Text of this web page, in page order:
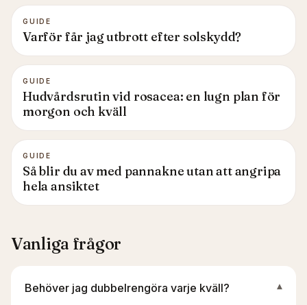
GUIDE
Varför får jag utbrott efter solskydd?
GUIDE
Hudvårdsrutin vid rosacea: en lugn plan för
morgon och kväll
GUIDE
Så blir du av med pannakne utan att angripa
hela ansiktet
Vanliga frågor
Behöver jag dubbelrengöra varje kväll? ▾